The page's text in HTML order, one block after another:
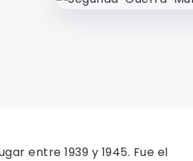
entre 1939 y 1945. Fue el